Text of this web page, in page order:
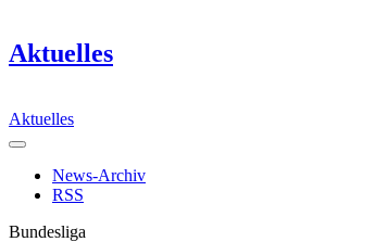
Aktuelles
Aktuelles
News-Archiv
RSS
Bundesliga